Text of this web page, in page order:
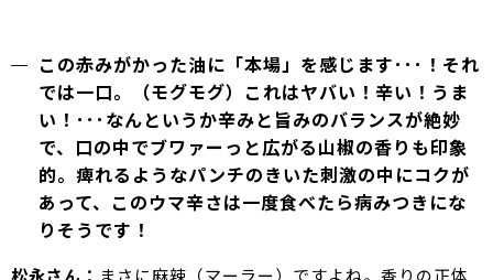
この赤みがかった油に「本場」を感じます･･･！それ
では一口。（モグモグ）これはヤバい！辛い！うま
い！･･･なんというか辛みと旨みのバランスが絶妙
で、口の中でブワァーっと広がる山椒の香りも印象
的。痺れるようなパンチのきいた刺激の中にコクが
あって、このウマ辛さは一度食べたら病みつきにな
りそうです！
松永さん： まさに麻辣（マーラー）ですよね。香りの正体